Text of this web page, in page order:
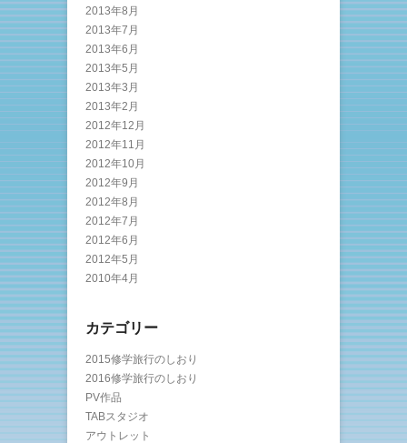
2013年8月
2013年7月
2013年6月
2013年5月
2013年3月
2013年2月
2012年12月
2012年11月
2012年10月
2012年9月
2012年8月
2012年7月
2012年6月
2012年5月
2010年4月
カテゴリー
2015修学旅行のしおり
2016修学旅行のしおり
PV作品
TABスタジオ
アウトレット